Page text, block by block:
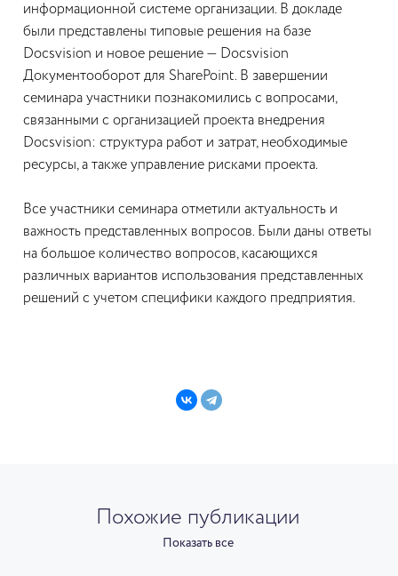
информационной системе организации. В докладе
были представлены типовые решения на базе
Docsvision и новое решение — Docsvision
Документооборот для SharePoint. В завершении
семинара участники познакомились с вопросами,
связанными с организацией проекта внедрения
Docsvision: структура работ и затрат, необходимые
ресурсы, а также управление рисками проекта.
Все участники семинара отметили актуальность и
важность представленных вопросов. Были даны ответы
на большое количество вопросов, касающихся
различных вариантов использования представленных
решений с учетом специфики каждого предприятия.
Похожие публикации
Показать все